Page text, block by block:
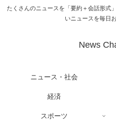
たくさんのニュースを「要約＋会話形式
いニュースを毎日
News
ニュース・社会
経済
スポーツ